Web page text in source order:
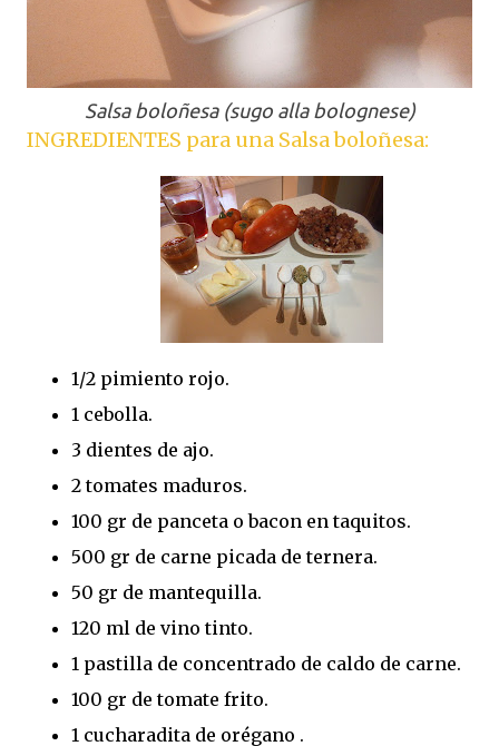
Salsa boloñesa (sugo alla bolognese)
INGREDIENTES para una Salsa boloñesa:
1/2 pimiento rojo.
1 cebolla.
3 dientes de ajo.
2 tomates maduros.
100 gr de panceta o bacon en taquitos.
500 gr de carne picada de ternera.
50 gr de mantequilla.
120 ml de vino tinto.
1 pastilla de concentrado de caldo de carne.
100 gr de tomate frito.
1 cucharadita de orégano .